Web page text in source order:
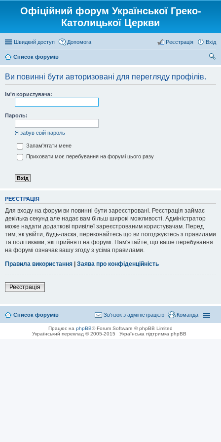
Офіційний форум Української Греко-
Католицької Церкви
Швидкий доступ Допомога Вхід
Реєстрація
Список форумів
Ви повинні бути авторизовані для перегляду профілів.
Ім'я користувача:
Пароль:
Я забув свій пароль
Запам'ятати мене
Приховати моє перебування на форумі цього разу
РЕЄСТРАЦІЯ
Для входу на форум ви повинні бути зареєстровані. Реєстрація займає
декілька секунд але надає вам більш широкі можливості. Адміністратор
може надати додаткові привілеї зареєстрованим користувачам. Перед
тим, як увійти, будь-ласка, переконайтесь що ви погоджуєтесь з правилами
та політиками, які прийняті на форумі. Пам'ятайте, що ваше перебування
на форумі означає вашу згоду з усіма правилами.
Правила використання | Заява про конфіденційність
Реєстрація
Список форумів Команда
Зв'язок з адміністрацією
Працює на phpBB® Forum Software © phpBB Limited
Український переклад © 2005-2015
Українська підтримка phpBB